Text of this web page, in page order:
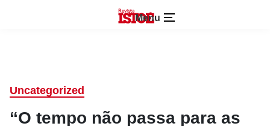
Menu
Uncategorized
“O tempo não passa para as